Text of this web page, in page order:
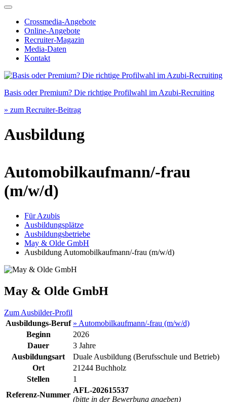
Crossmedia-Angebote
Online-Angebote
Recruiter-Magazin
Media-Daten
Kontakt
Basis oder Premium? Die richtige Profilwahl im Azubi-Recruiting
» zum Recruiter-Beitrag
Ausbildung
Automobilkaufmann/-frau
(m/w/d)
Für Azubis
Ausbildungsplätze
Ausbildungsbetriebe
May & Olde GmbH
Ausbildung Automobilkaufmann/-frau (m/w/d)
May & Olde GmbH
Zum Ausbilder-Profil
Ausbildungs-Beruf » Automobilkaufmann/-frau (m/w/d)
Beginn
2026
Dauer
3 Jahre
Ausbildungsart
Duale Ausbildung (Berufsschule und Betrieb)
Ort
21244 Buchholz
Stellen
1
Referenz-Nummer
AFL-202615537
(bitte in der Bewerbung angeben)